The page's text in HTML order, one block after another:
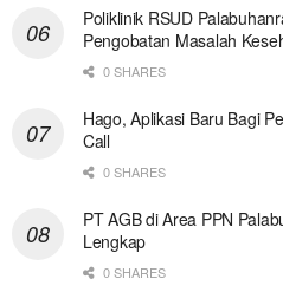
Poliklinik RSUD
Pengobatan Masalah
0 SHARES
Hago, Aplikasi Baru Bagi
Call
0 SHARES
PT AGB di Area PPN
Lengkap
0 SHARES